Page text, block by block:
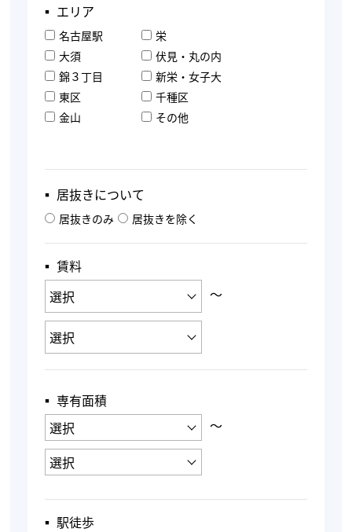
▪︎ エリア
名古屋駅
栄
大須
伏見・丸の内
錦３丁目
新栄・女子大
東区
千種区
金山
その他
▪︎ 居抜きについて
居抜きのみ 居抜きを除く
▪︎ 賃料
〜
▪︎ 専有面積
〜
▪︎ 駅徒歩